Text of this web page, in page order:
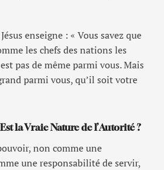
enseigne : « Vous savez que
les chefs des nations les
pas de même parmi vous. Mais
parmi vous, qu’il soit votre
la Vraie Nature de l’Autorité ?
non comme une
une responsabilité de servir,